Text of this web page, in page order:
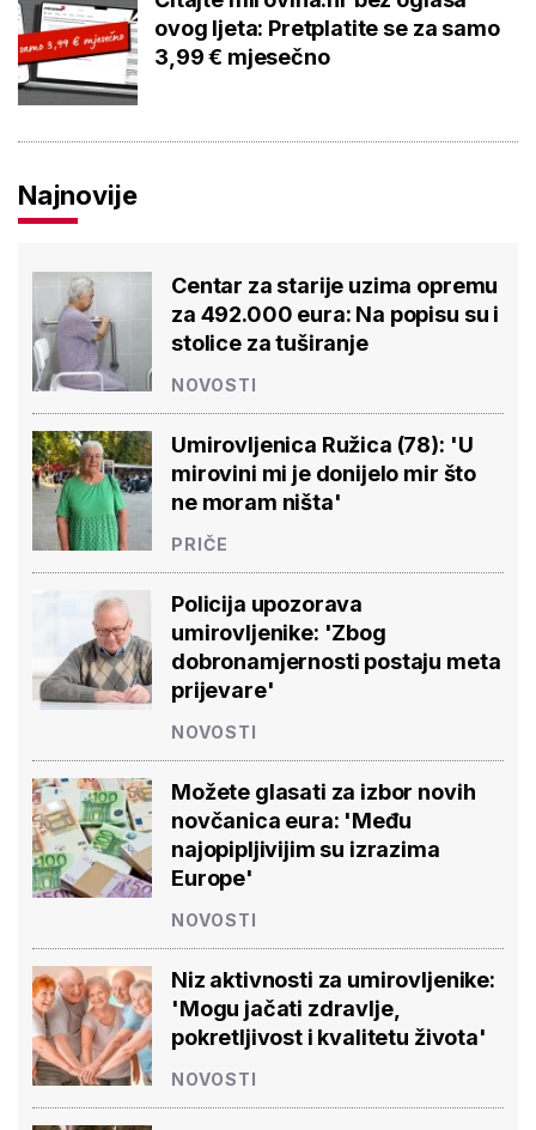
ovog ljeta: Pretplatite se za samo
3,99 € mjesečno
Najnovije
Centar za starije uzima opremu
za 492.000 eura: Na popisu su i
stolice za tuširanje
NOVOSTI
Umirovljenica Ružica (78): 'U
mirovini mi je donijelo mir što
ne moram ništa'
PRIČE
Policija upozorava
umirovljenike: 'Zbog
dobronamjernosti postaju meta
prijevare'
NOVOSTI
Možete glasati za izbor novih
novčanica eura: 'Među
najopipljivijim su izrazima
Europe'
NOVOSTI
Niz aktivnosti za umirovljenike:
'Mogu jačati zdravlje,
pokretljivost i kvalitetu života'
NOVOSTI